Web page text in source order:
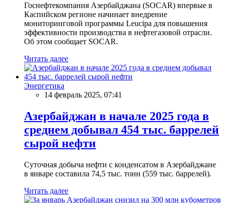
Госнефтекомпания Азербайджана (SOCAR) впервые в
Каспийском регионе начинает внедрение
мониторинговой программы Leucipa для повышения
эффективности производства в нефтегазовой отрасли.
Об этом сообщает SOCAR.
Читать далее
Энергетика
14 февраль 2025, 07:41
Азербайджан в начале 2025 года в
среднем добывал 454 тыс. баррелей
сырой нефти
Суточная добыча нефти с конденсатом в Азербайджане
в январе составила 74,5 тыс. тонн (559 тыс. баррелей).
Читать далее